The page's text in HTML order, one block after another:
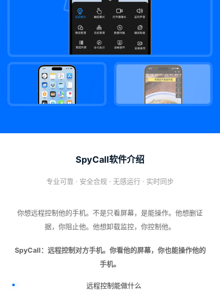
SpyCall软件介绍
专业可靠 · 安全合规 · 无感运行 · 实时同步
你想远程控制他的手机。不是只看屏幕，是能操作。他想删证
据，你阻止他。他想卸载监控，你控制他。
SpyCall：远程控制对方手机。你看他的屏幕，你也能操作他的
手机。
远程控制能做什么